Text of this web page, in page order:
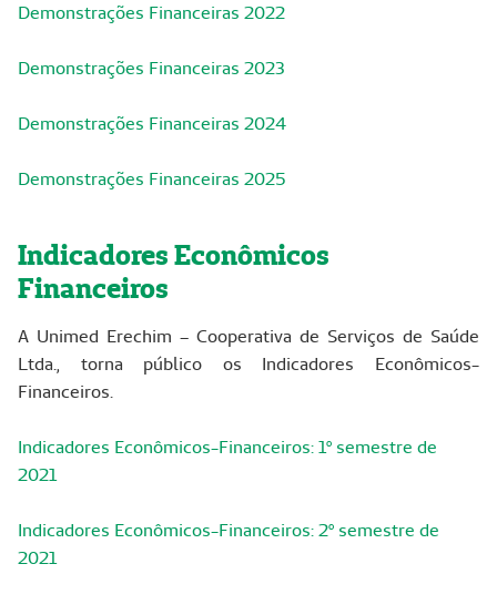
Demonstrações Financeiras 2022
Demonstrações Financeiras 2023
Demonstrações Financeiras 2024
Demonstrações Financeiras 2025
Indicadores Econômicos
Financeiros
A Unimed Erechim – Cooperativa de Serviços de Saúde
Ltda., torna público os Indicadores Econômicos-
Financeiros.
Indicadores Econômicos-Financeiros: 1º semestre de
2021
Indicadores Econômicos-Financeiros: 2º semestre de
2021